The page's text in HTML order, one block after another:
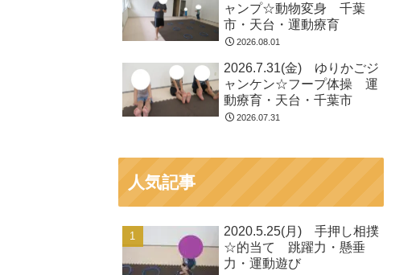
ャンプ☆動物変身 千葉
市・天台・運動療育
2026.08.01
2026.7.31(金) ゆりかごジ
ャンケン☆フープ体操 運
動療育・天台・千葉市
2026.07.31
人気記事
2020.5.25(月) 手押し相撲
☆的当て 跳躍力・懸垂
力・運動遊び